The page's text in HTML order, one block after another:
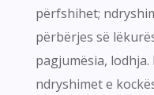
përfshihet;
përbërjes së
pagjumësia,
ndryshimet e